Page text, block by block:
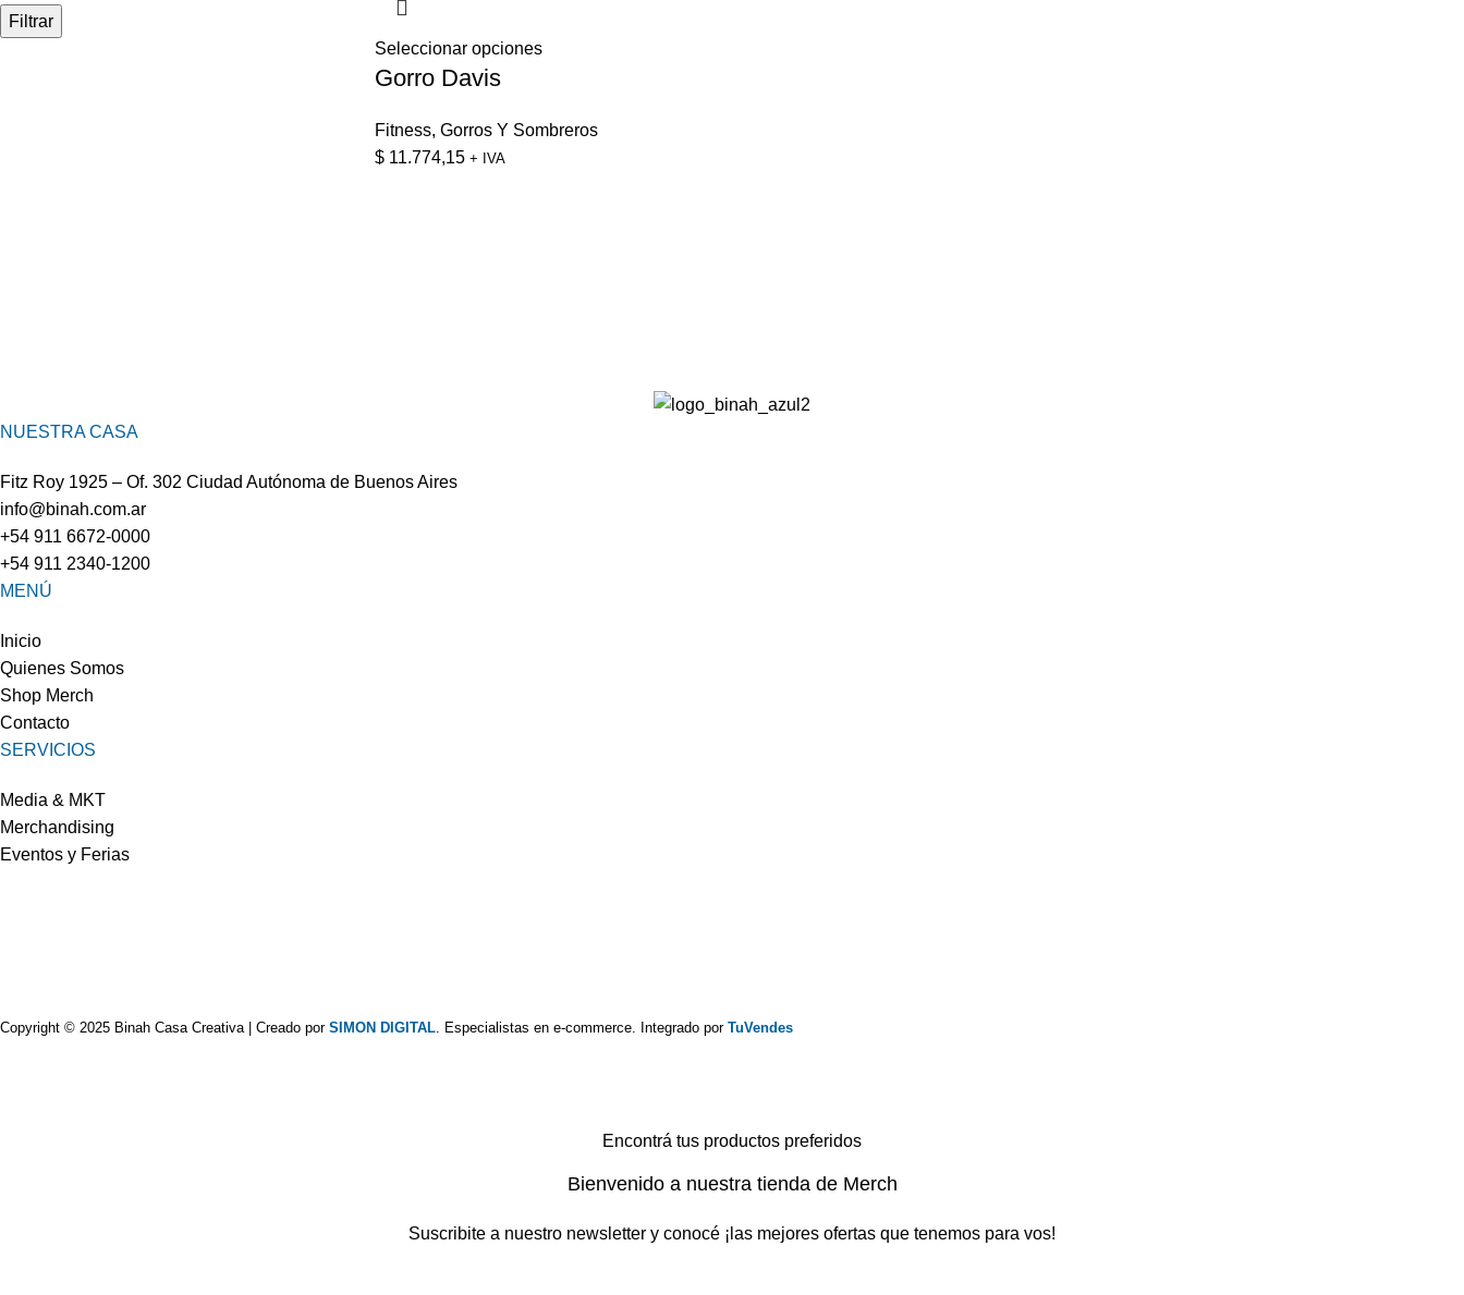
Filtrar
Seleccionar opciones
Gorro Davis
Fitness, Gorros Y Sombreros
$11.774,15 + IVA
NUESTRA CASA
Fitz Roy 1925 – Of. 302 Ciudad Autónoma de Buenos Aires
info@binah.com.ar
+54 911 6672-0000
+54 911 2340-1200
MENÚ
Inicio
Quienes Somos
Shop Merch
Contacto
SERVICIOS
Media & MKT
Merchandising
Eventos y Ferias
Copyright © 2025 Binah Casa Creativa | Creado por SIMON DIGITAL. Especialistas en e-commerce. Integrado porTuVendes
Encontrá tus productos preferidos
Bienvenido a nuestra tienda de Merch
Suscribite a nuestro newsletter y conocé ¡las mejores ofertas que tenemos para vos!